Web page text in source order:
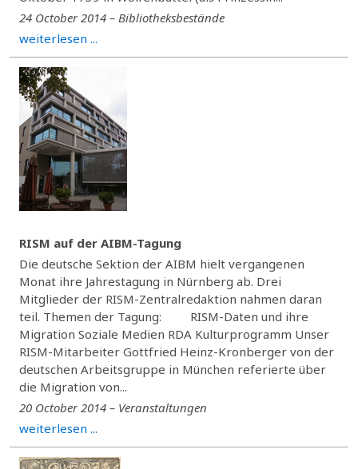
24 October 2014 – Bibliotheksbestände
weiterlesen ...
RISM auf der AIBM-Tagung
Die deutsche Sektion der AIBM hielt vergangenen
Monat ihre Jahrestagung in Nürnberg ab. Drei
Mitglieder der RISM-Zentralredaktion nahmen daran
teil. Themen der Tagung: RISM-Daten und ihre
Migration Soziale Medien RDA Kulturprogramm Unser
RISM-Mitarbeiter Gottfried Heinz-Kronberger von der
deutschen Arbeitsgruppe in München referierte über
die Migration von...
20 October 2014 – Veranstaltungen
weiterlesen ...